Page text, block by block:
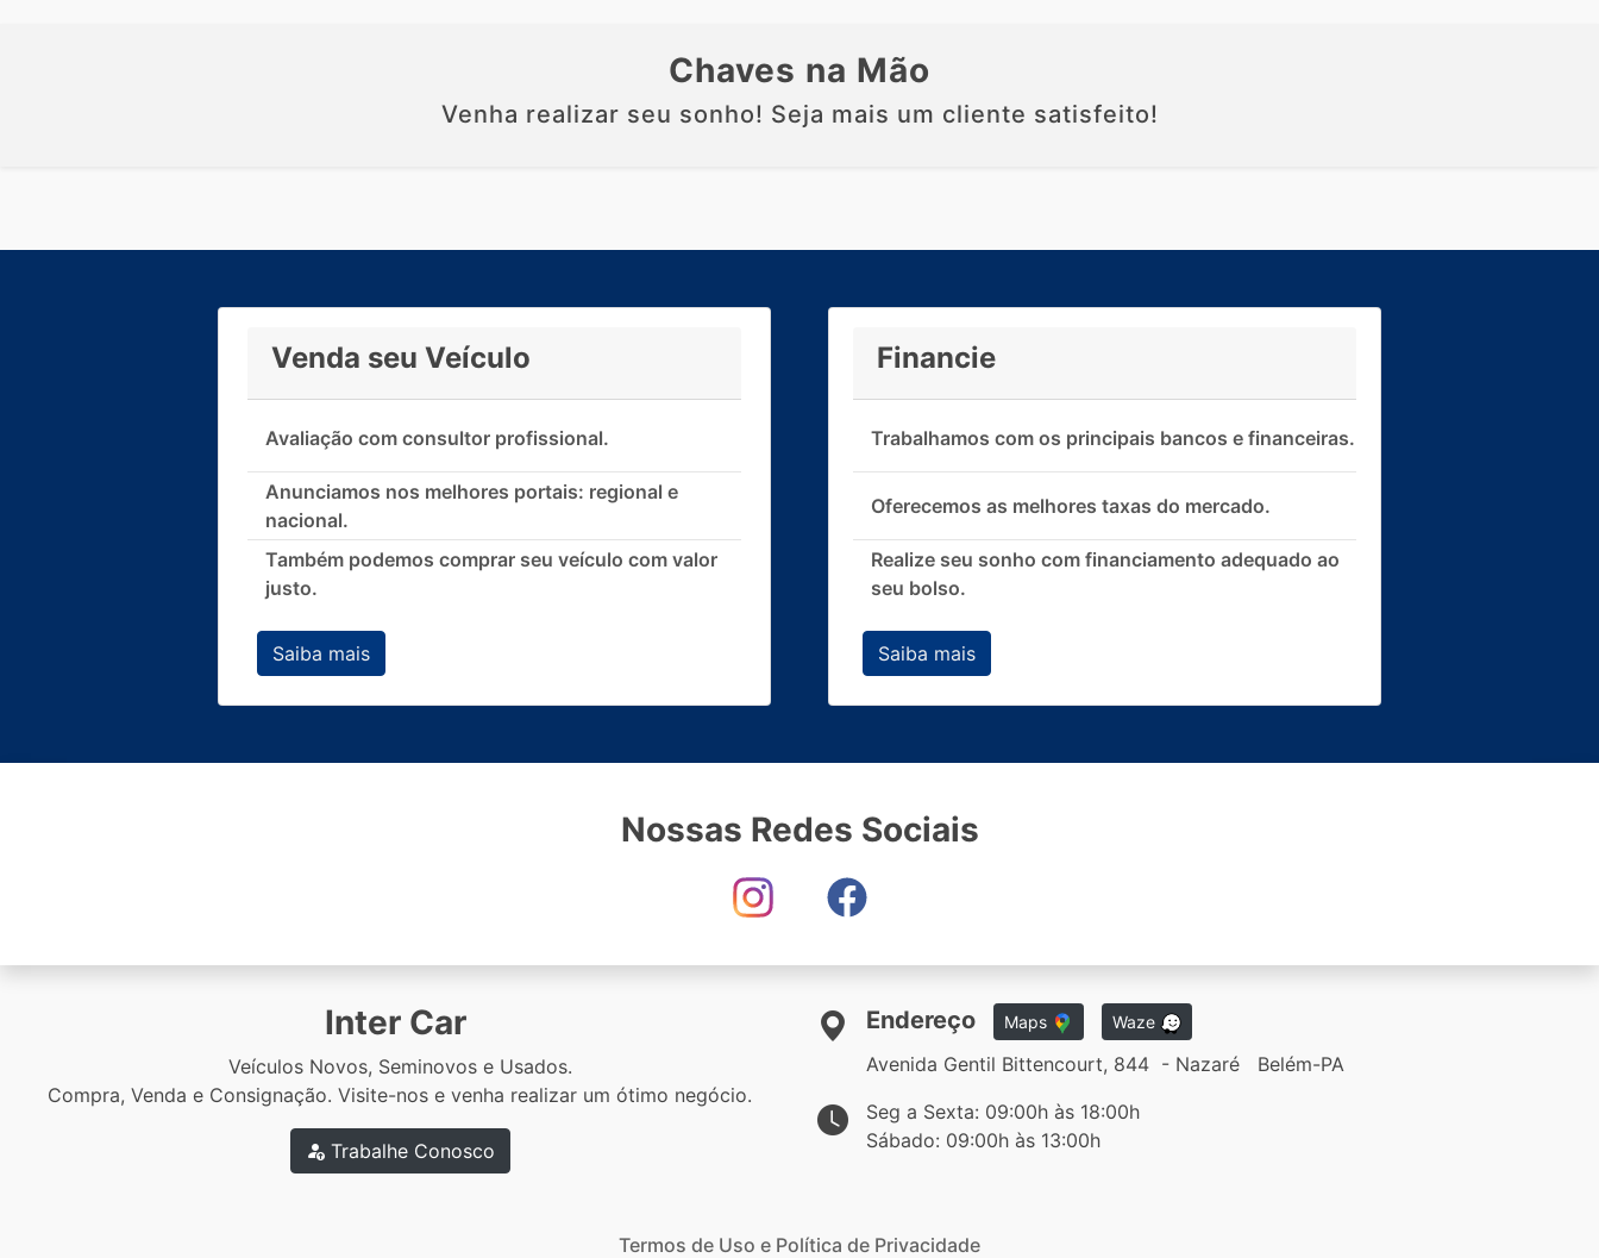
Chaves na Mão
Venha realizar seu sonho! Seja mais um cliente satisfeito!
Venda seu Veículo
Avaliação com consultor profissional.
Anunciamos nos melhores portais: regional e
nacional.
Também podemos comprar seu veículo com valor
justo.
Saiba mais
Financie
Trabalhamos com os principais bancos e financeiras.
Oferecemos as melhores taxas do mercado.
Realize seu sonho com financiamento adequado ao
seu bolso.
Saiba mais
Nossas Redes Sociais
Inter Car
Veículos Novos, Seminovos e Usados.
Compra, Venda e Consignação. Visite-nos e venha realizar um ótimo negócio.
Trabalhe Conosco
Endereço Maps Waze
Avenida Gentil Bittencourt, 844 - Nazaré Belém-PA
Seg a Sexta: 09:00h às 18:00h
Sábado: 09:00h às 13:00h
Termos de Uso e Política de Privacidade